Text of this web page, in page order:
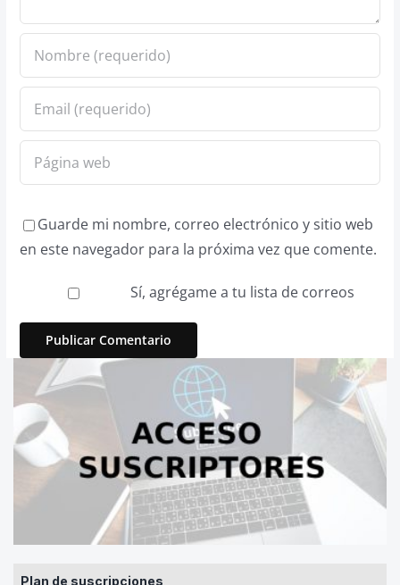
Plan de suscripciones
Guarde mi nombre, correo electrónico y sitio web
en este navegador para la próxima vez que comente.
Sí, agrégame a tu lista de correos